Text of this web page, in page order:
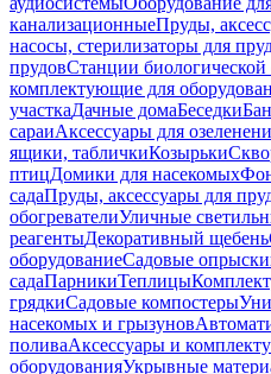
канализационныеПруды,
насосы, стерилизаторы для
прудовСтанции биологической
комплектующие для
участкаДачные домаБеседки
сараиАксессуары для
ящики, табличкиКозырьки
птицДомики для насекомых
садаПруды, аксессуары для
обогревателиУличные
реагентыДекоративный щебень
оборудованиеСадовые
садаПарникиТеплицы
грядкиСадовые компостеры
насекомых и грызунов
поливаАксессуары и
оборудованияУкрывные